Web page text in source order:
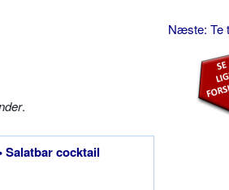
Næste: Te
.
Salatbar cocktail